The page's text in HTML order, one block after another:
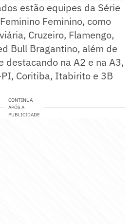
estão equipes da Série
Feminino, como
Cruzeiro, Flamengo,
Bull Bragantino, além de
destacando na A2 e na A3,
Coritiba, Itabirito e 3B
CONTINUA
APÓS A
PUBLICIDADE